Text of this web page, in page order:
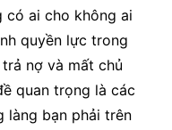
có ai cho không ai
quyền lực trong
nợ và mất chủ
quan trọng là các
làng bạn phải trên